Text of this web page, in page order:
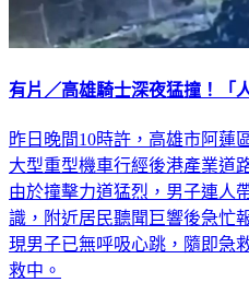
有片／高雄騎士深夜猛撞！「
昨日晚間10時許，高雄市阿蓮
大型重型機車行經後港產業道
由於撞擊力道猛烈，男子連人
識，附近居民聽聞巨響後急忙
現男子已無呼吸心跳，隨即急
救中。